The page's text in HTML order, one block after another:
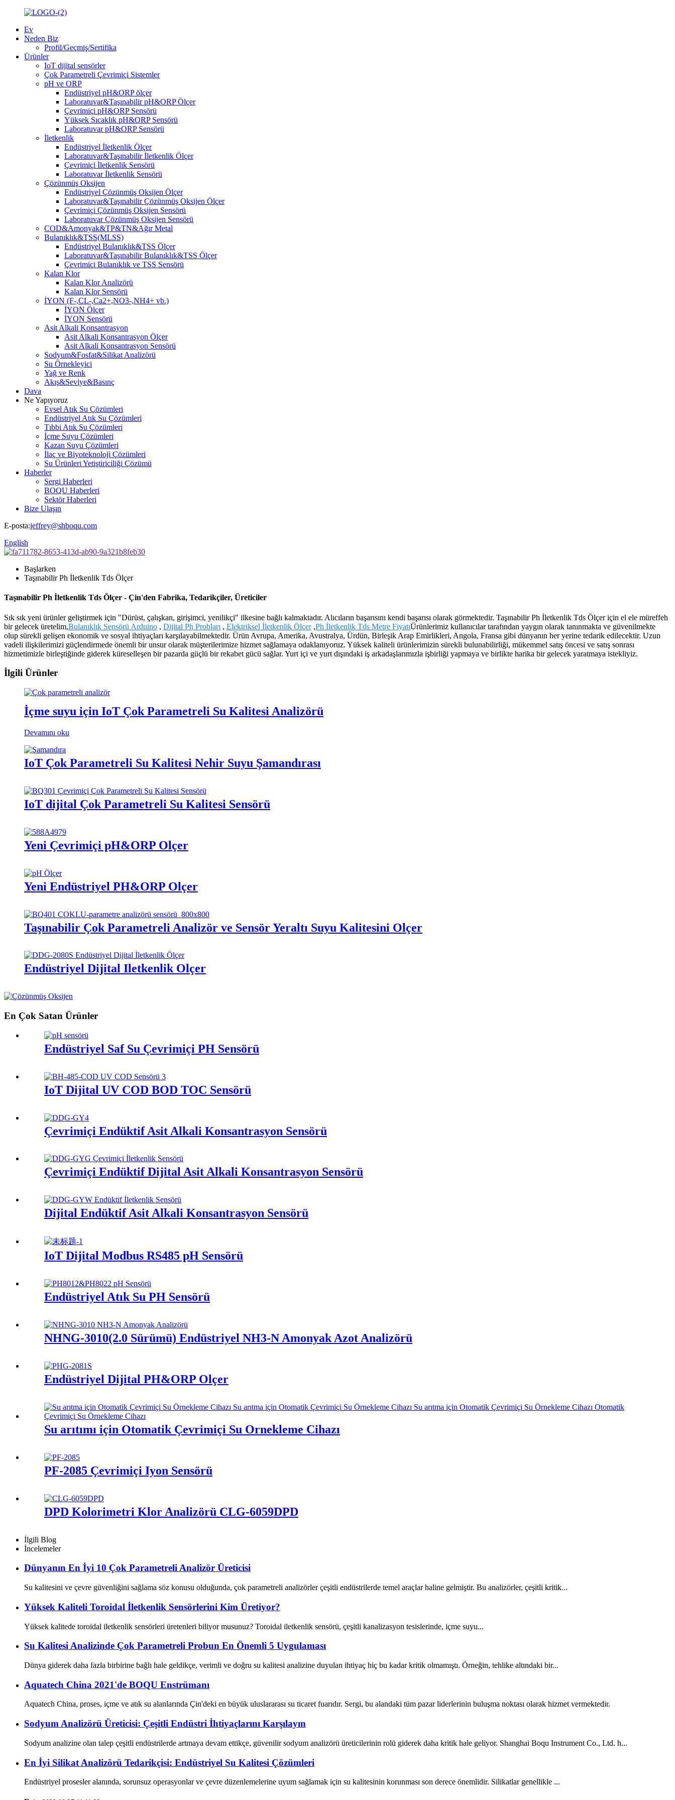
Ev
Neden Biz
Profil/Geçmiş/Sertifika
Ürünler
IoT dijital sensörler
Çok Parametreli Çevrimiçi Sistemler
pH ve ORP
Endüstriyel pH&ORP ölçer
Laboratuvar&Taşınabilir pH&ORP Ölçer
Çevrimiçi pH&ORP Sensörü
Yüksek Sıcaklık pH&ORP Sensörü
Laboratuvar pH&ORP Sensörü
İletkenlik
Endüstriyel İletkenlik Ölçer
Laboratuvar&Taşınabilir İletkenlik Ölçer
Çevrimiçi İletkenlik Sensörü
Laboratuvar İletkenlik Sensörü
Çözünmüş Oksijen
Endüstriyel Çözünmüş Oksijen Ölçer
Laboratuvar&Taşınabilir Çözünmüş Oksijen Ölçer
Çevrimiçi Çözünmüş Oksijen Sensörü
Laboratuvar Çözünmüş Oksijen Sensörü
COD&Amonyak&TP&TN&Ağır Metal
Bulanıklık&TSS(MLSS)
Endüstriyel Bulanıklık&TSS Ölçer
Laboratuvar&Taşınabilir Bulanıklık&TSS Ölçer
Çevrimiçi Bulanıklık ve TSS Sensörü
Kalan Klor
Kalan Klor Analizörü
Kalan Klor Sensörü
İYON (F-,CL-,Ca2+,NO3-,NH4+ vb.)
İYON Ölçer
İYON Sensörü
Asit Alkali Konsantrasyon
Asit Alkali Konsantrasyon Ölçer
Asit Alkali Konsantrasyon Sensörü
Sodyum&Fosfat&Silikat Analizörü
Su Örnekleyici
Yağ ve Renk
Akış&Seviye&Basınç
Dava
Ne Yapıyoruz
Evsel Atık Su Çözümleri
Endüstriyel Atık Su Çözümleri
Tıbbi Atık Su Çözümleri
İçme Suyu Çözümleri
Kazan Suyu Çözümleri
İlaç ve Biyoteknoloji Çözümleri
Su Ürünleri Yetiştiriciliği Çözümü
Haberler
Sergi Haberleri
BOQU Haberleri
Sektör Haberleri
Bize Ulaşın
E-posta:jeffrey@shboqu.com
English
Başlarken
Taşınabilir Ph İletkenlik Tds Ölçer
Taşınabilir Ph İletkenlik Tds Ölçer - Çin'den Fabrika, Tedarikçiler, Üreticiler
Sık sık yeni ürünler geliştirmek için "Dürüst, çalışkan, girişimci, yenilikçi" ilkesine bağlı kalmaktadır. Alıcıların başarısını kendi başarısı olarak görmektedir. Taşınabilir Ph İletkenlik Tds Ölçer için el ele müreffeh
bir gelecek üretelim,Bulanıklık Sensörü Arduino , Dijital Ph Probları , Elektriksel İletkenlik Ölçer,Ph İletkenlik Tds Metre FiyatıÜrünlerimiz kullanıcılar tarafından yaygın olarak tanınmakta ve güvenilmekte
olup sürekli gelişen ekonomik ve sosyal ihtiyaçları karşılayabilmektedir. Ürün Avrupa, Amerika, Avustralya, Ürdün, Birleşik Arap Emirlikleri, Angola, Fransa gibi dünyanın her yerine tedarik edilecektir. Uzun
vadeli ilişkilerimizi güçlendirmede önemli bir unsur olarak müşterilerimize hizmet sağlamaya odaklanıyoruz. Yüksek kaliteli ürünlerimizin sürekli bulunabilirliği, mükemmel satış öncesi ve satış sonrası
hizmetimizle birleştiğinde giderek küreselleşen bir pazarda güçlü bir rekabet gücü sağlar. Yurt içi ve yurt dışındaki iş arkadaşlarımızla işbirliği yapmaya ve birlikte harika bir gelecek yaratmaya istekliyiz.
İlgili Ürünler
İçme suyu için IoT Çok Parametreli Su Kalitesi Analizörü
Devamını oku
IoT Çok Parametreli Su Kalitesi Nehir Suyu Şamandırası
IoT dijital Çok Parametreli Su Kalitesi Sensörü
Yeni Çevrimiçi pH&ORP Ölçer
Yeni Endüstriyel PH&ORP Ölçer
Taşınabilir Çok Parametreli Analizör ve Sensör Yeraltı Suyu Kalitesini Ölçer
Endüstriyel Dijital İletkenlik Ölçer
En Çok Satan Ürünler
Endüstriyel Saf Su Çevrimiçi PH Sensörü
IoT Dijital UV COD BOD TOC Sensörü
Çevrimiçi Endüktif Asit Alkali Konsantrasyon Sensörü
Çevrimiçi Endüktif Dijital Asit Alkali Konsantrasyon Sensörü
Dijital Endüktif Asit Alkali Konsantrasyon Sensörü
IoT Dijital Modbus RS485 pH Sensörü
Endüstriyel Atık Su PH Sensörü
NHNG-3010(2.0 Sürümü) Endüstriyel NH3-N Amonyak Azot Analizörü
Endüstriyel Dijital PH&ORP Ölçer
Su arıtımı için Otomatik Çevrimiçi Su Örnekleme Cihazı
PF-2085 Çevrimiçi İyon Sensörü
DPD Kolorimetri Klor Analizörü CLG-6059DPD
İlgili Blog
İncelemeler
Dünyanın En İyi 10 Çok Parametreli Analizör Üreticisi
Su kalitesini ve çevre güvenliğini sağlama söz konusu olduğunda, çok parametreli analizörler çeşitli endüstrilerde temel araçlar haline gelmiştir. Bu analizörler, çeşitli kritik...
Yüksek Kaliteli Toroidal İletkenlik Sensörlerini Kim Üretiyor?
Yüksek kalitede toroidal iletkenlik sensörleri üretenleri biliyor musunuz? Toroidal iletkenlik sensörü, çeşitli kanalizasyon tesislerinde, içme suyu...
Su Kalitesi Analizinde Çok Parametreli Probun En Önemli 5 Uygulaması
Dünya giderek daha fazla birbirine bağlı hale geldikçe, verimli ve doğru su kalitesi analizine duyulan ihtiyaç hiç bu kadar kritik olmamıştı. Örneğin, tehlike altındaki bir...
Aquatech China 2021'de BOQU Enstrümanı
Aquatech China, proses, içme ve atık su alanlarında Çin'deki en büyük uluslararası su ticaret fuarıdır. Sergi, bu alandaki tüm pazar liderlerinin buluşma noktası olarak hizmet vermektedir.
Sodyum Analizörü Üreticisi: Çeşitli Endüstri İhtiyaçlarını Karşılayın
Sodyum analizine olan talep çeşitli endüstrilerde artmaya devam ettikçe, güvenilir sodyum analizörü üreticilerinin rolü giderek daha kritik hale geliyor. Shanghai Boqu Instrument Co., Ltd. h...
En İyi Silikat Analizörü Tedarikçisi: Endüstriyel Su Kalitesi Çözümleri
Endüstriyel prosesler alanında, sorunsuz operasyonlar ve çevre düzenlemelerine uyum sağlamak için su kalitesinin korunması son derece önemlidir. Silikatlar genellikle ...